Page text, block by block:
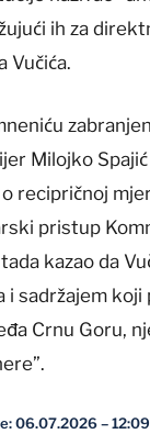
ih za
Vučića.
Milojko Spajić
recipričnoj
pristup
kazao da
i sadržajem koji
Crnu Goru,
06.07.2026 –